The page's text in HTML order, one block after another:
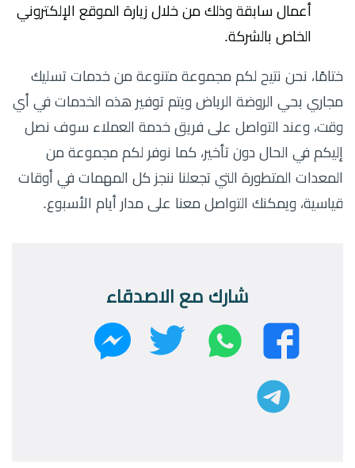
أعمال سابقة وذلك من خلال زيارة الموقع الإلكتروني
الخاص بالشركة.
ختامًا، نحن نتيح لكم مجموعة متنوعة من خدمات تسليك
مجاري بحي الروضة الرياض ويتم توفير هذه الخدمات في أي
وقت، وعند التواصل على فريق خدمة العملاء سوف نصل
إليكم في الحال دون تأخير، كما نوفر لكم مجموعة من
المعدات المتطورة التي تجعلنا ننجز كل المهمات في أوقات
قياسية، ويمكنك التواصل معنا على مدار أيام الأسبوع.
شارك مع الاصدقاء
فيسبوك
واتساب تويتر